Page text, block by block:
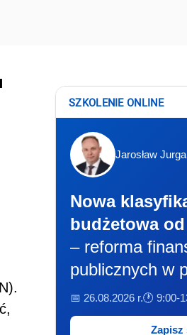
SZKOLENIE ONLINE
Jarosław Jurga
Nowa
budżetowa
– reforma
publicznych w
📅 26.08.2026 r.🕐 9:00-
Zapisz